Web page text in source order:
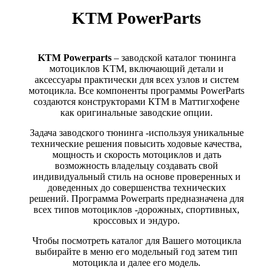
KTM PowerParts
KTM Powerparts– заводской каталог тюнинга
мотоциклов KTM, включающий детали и
аксессуары практически для всех узлов и систем
мотоцикла. Все компоненты программы PowerParts
создаются конструкторами КТМ в Маттигхофене
как оригинальные заводские опции.
Задача заводского тюнинга -используя уникальные
технические решения повысить ходовые качества,
мощность и скорость мотоциклов и дать
возможность владельцу создавать свой
индивидуальный стиль на основе проверенных и
доведенных до совершенства технических
решений. Программа Powerparts предназначена для
всех типов мотоциклов -дорожных, спортивных,
кроссовых и эндуро.
Чтобы посмотреть каталог для Вашего мотоцикла
выбирайте в меню его модельный год затем тип
мотоцикла и далее его модель.